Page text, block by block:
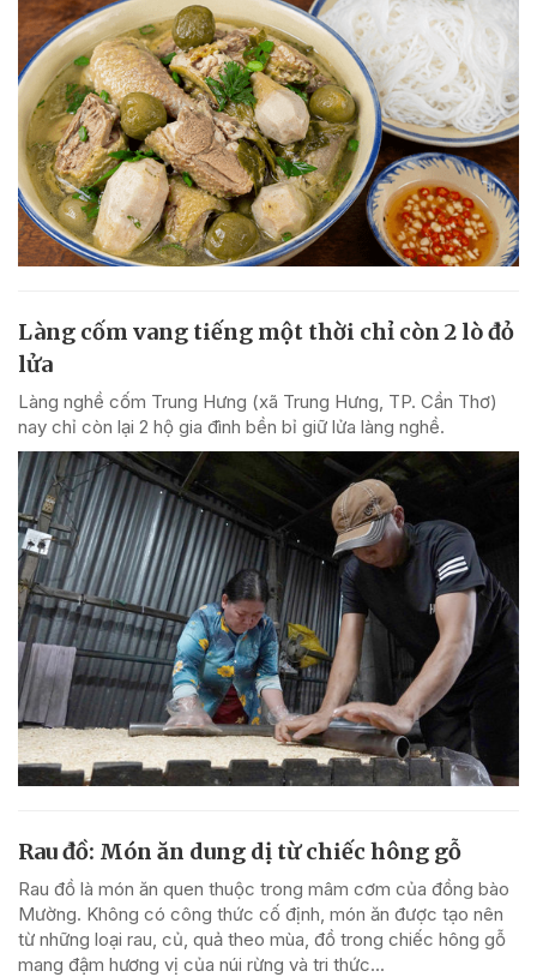
Làng cốm vang tiếng một thời chỉ còn 2 lò đỏ
lửa
Làng nghề cốm Trung Hưng (xã Trung Hưng, TP. Cần Thơ)
nay chỉ còn lại 2 hộ gia đình bền bỉ giữ lửa làng nghề.
Rau đồ: Món ăn dung dị từ chiếc hông gỗ
Rau đồ là món ăn quen thuộc trong mâm cơm của đồng bào
Mường. Không có công thức cố định, món ăn được tạo nên
từ những loại rau, củ, quả theo mùa, đồ trong chiếc hông gỗ
mang đậm hương vị của núi rừng và tri thức...